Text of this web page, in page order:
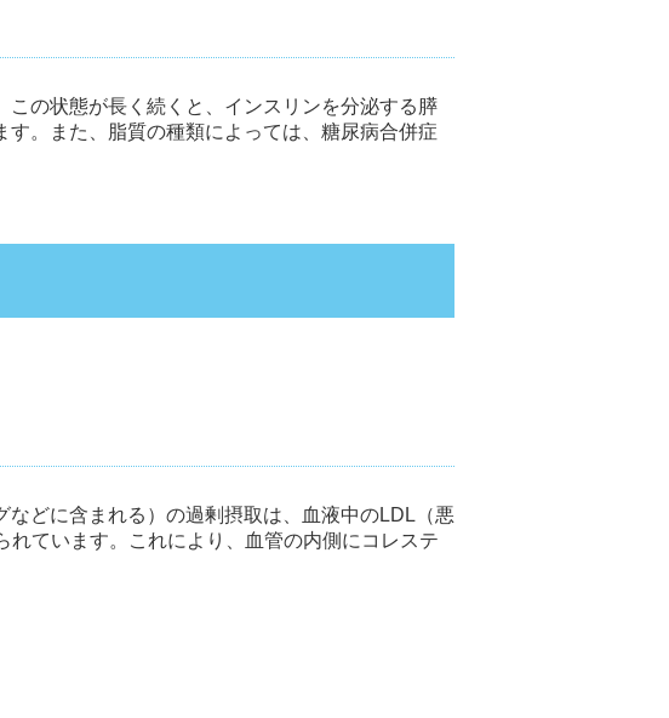
の状態が長く続くと、インスリンを分泌する膵
。また、脂質の種類によっては、糖尿病合併症
どに含まれる）の過剰摂取は、血液中のLDL（悪
ています。これにより、血管の内側にコレステ